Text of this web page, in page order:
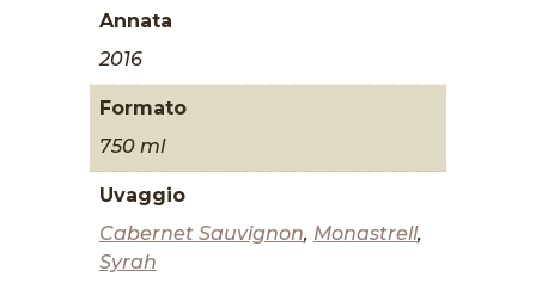
Annata
2016
Formato
750 ml
Uvaggio
Cabernet Sauvignon, Monastrell,
Syrah